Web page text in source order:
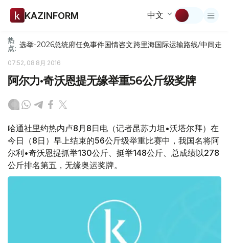
KAZINFORM 中文
热
点: 选举-2026总统府任免事件国情咨文跨里海国际运输路线/中间走廊
07:52, 08 8月 2016
阿尔力•奇沃恩提无缘举重56公斤级奖牌
哈通社里约热内卢8月8日电（记者昆苏力坦•沃塔尔拜）在
今日（8日）早上结束的56公斤级举重比赛中，我国名将阿
尔利•奇沃恩提抓举130公斤、挺举148公斤、总成绩以278
公斤排名第五，无缘奥运奖牌。